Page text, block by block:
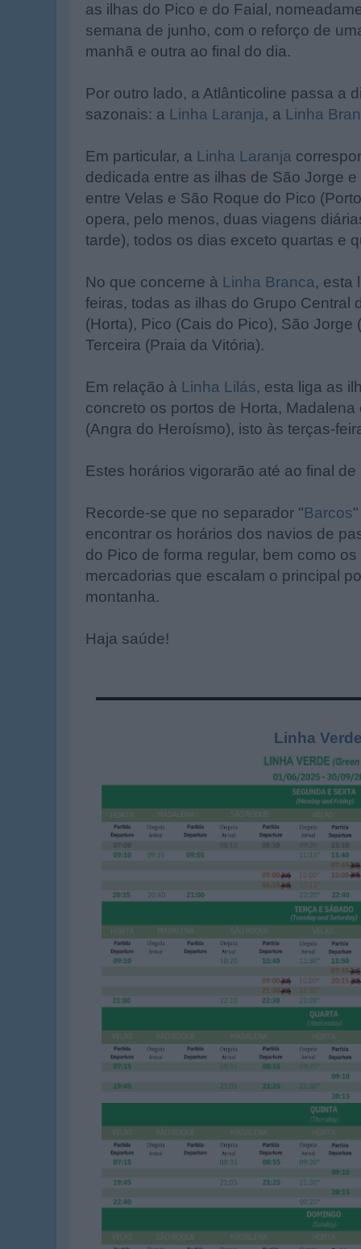
as ilhas do Pico e do Faial,
semana de junho, com o reforço de
manhã e outra ao final do dia.
Por outro lado, a Atlânticoline passa a
sazonais: a Linha Laranja, a Linha
Em particular, a Linha Laranja
dedicada entre as ilhas de São Jorge
entre Velas e São Roque do Pico
opera, pelo menos, duas viagens
tarde), todos os dias exceto quartas e
No que concerne à Linha Branca, esta
feiras, todas as ilhas do Grupo Central
(Horta), Pico (Cais do Pico), São Jorge
Terceira (Praia da Vitória).
Em relação à Linha Lilás, esta liga as
concreto os portos de Horta, Madalena
(Angra do Heroísmo), isto às terças-
Estes horários vigorarão até ao final de
Recorde-se que no separador "Barcos
encontrar os horários dos navios de
do Pico de forma regular, bem como
mercadorias que escalam o principal
montanha.
Haja saúde!
Linha